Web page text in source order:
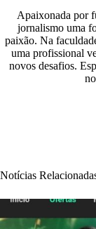
Apaixonada por
jornalismo uma
paixão. Na
uma profissional
novos desafios.
Notícias